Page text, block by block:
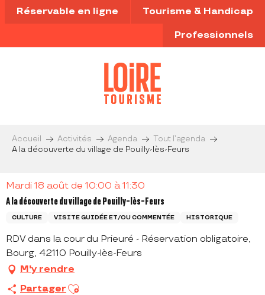
Aller
au
principal
Réservable en ligne Tourisme & Handicap
Professionnels
Accueil Activités Agenda
Tout l’agenda
A la découverte du village de Pouilly-lès-Feurs
Mardi 18 août de 10:00 à 11:30
A la découverte du village de Pouilly-lès-Feurs
CULTURE VISITE GUIDÉE ET/OU COMMENTÉE HISTORIQUE
RDV dans la cour du Prieuré - Réservation obligatoire,
Bourg, 42110 Pouilly-lès-Feurs
M'y rendre
Partager Ajouter aux favoris